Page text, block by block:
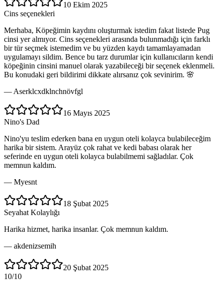
10 Ekim 2025
Cins seçenekleri
Merhaba, Köpeğimin kaydını oluşturmak istedim fakat listede Pug
cinsi yer almıyor. Cins seçenekleri arasında bulunmadığı için farklı
bir tür seçmek istemedim ve bu yüzden kaydı tamamlayamadan
uygulamayı sildim. Bence bu tarz durumlar için kullanıcıların kendi
köpeğinin cinsini manuel olarak yazabileceği bir seçenek eklenmeli.
Bu konudaki geri bildirimi dikkate alırsanız çok sevinirim. 🌸
— Aserklcxdklnchnövfgl
16 Mayıs 2025
Nino's Dad
Nino'yu teslim ederken bana en uygun oteli kolayca bulabileceğim
harika bir sistem. Arayüz çok rahat ve kedi babası olarak her
seferinde en uygun oteli kolayca bulabilmemi sağladılar. Çok
memnun kaldım.
— Myesnt
18 Şubat 2025
Seyahat Kolaylığı
Harika hizmet, harika insanlar. Çok memnun kaldım.
— akdenizsemih
20 Şubat 2025
10/10